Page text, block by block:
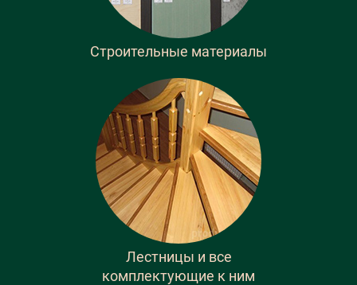
Строительные материалы
Лестницы и все
комплектующие к ним